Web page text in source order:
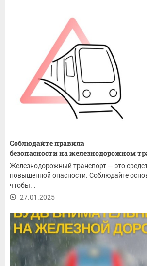
Соблюдайте правила
безопасности на железнодорожном
Железнодорожный транспорт — это
повышенной опасности. Соблюдайте
чтобы...
27.01.2025